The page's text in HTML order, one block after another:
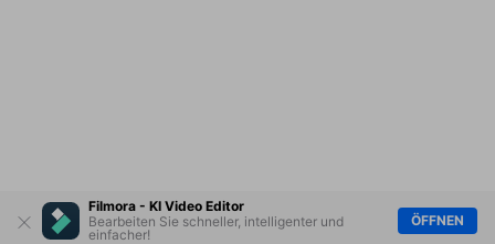
Filmora - KI Video Editor
Bearbeiten Sie schneller, intelligenter und
einfacher!
ÖFFNEN